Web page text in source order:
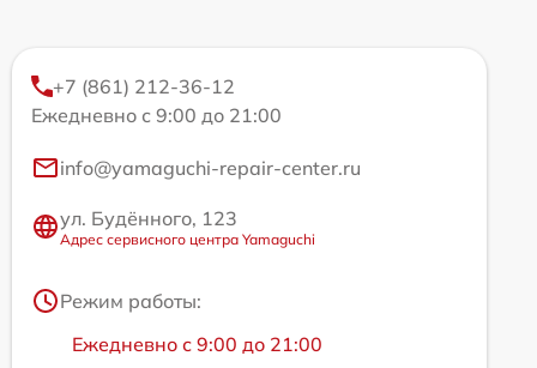
+7 (861) 212-36-12
Ежедневно с 9:00 до 21:00
info@yamaguchi-repair-center.ru
ул. Будённого, 123
Адрес сервисного центра Yamaguchi
Режим работы:
Ежедневно с 9:00 до 21:00